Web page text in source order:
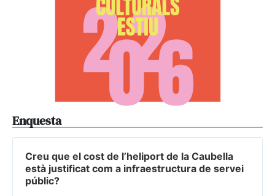
Enquesta
Creu que el cost de l’heliport de la Caubella
està justificat com a infraestructura de servei
públic?